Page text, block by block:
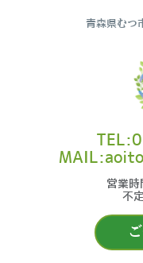
青森県むつ
営業
不